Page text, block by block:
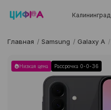
Калининград
Главная / Samsung / Galaxy A /
Низкая цена Рассрочка 0-0-36